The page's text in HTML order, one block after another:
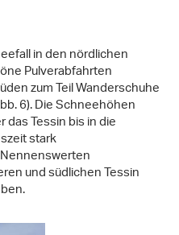
in den nördlichen
Pulverabfahrten
zum Teil Wanderschuhe
6). Die Schneehöhen
Tessin bis in die
stark
und südlichen Tessin